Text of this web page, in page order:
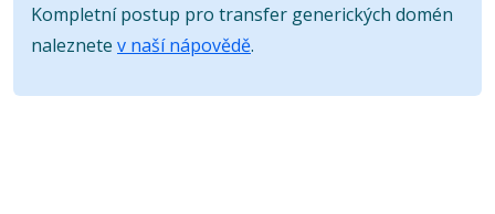
Kompletní postup pro transfer generických domén
naleznete v naší nápovědě.